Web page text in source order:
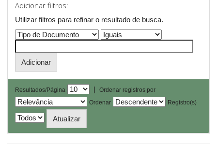
Adicionar filtros:
Utilizar filtros para refinar o resultado de busca.
Resultados/Página |
Ordenar registros por
Ordenar
Registro(s)